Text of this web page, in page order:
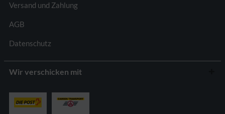
Versand und Zahlung
AGB
Datenschutz
Wir verschicken mit